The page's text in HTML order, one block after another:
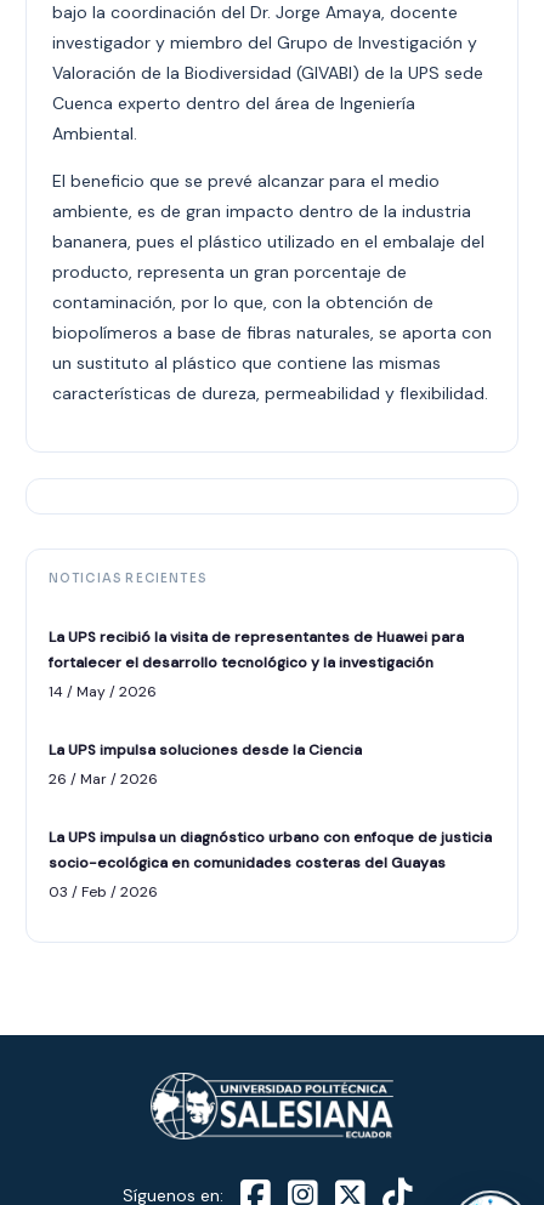
bajo la coordinación del Dr. Jorge Amaya, docente
investigador y miembro del Grupo de Investigación y
Valoración de la Biodiversidad (GIVABI) de la UPS sede
Cuenca experto dentro del área de Ingeniería
Ambiental.
El beneficio que se prevé alcanzar para el medio
ambiente, es de gran impacto dentro de la industria
bananera, pues el plástico utilizado en el embalaje del
producto, representa un gran porcentaje de
contaminación, por lo que, con la obtención de
biopolímeros a base de fibras naturales, se aporta con
un sustituto al plástico que contiene las mismas
características de dureza, permeabilidad y flexibilidad.
NOTICIAS RECIENTES
La UPS recibió la visita de representantes de Huawei para
fortalecer el desarrollo tecnológico y la investigación
14 / May / 2026
La UPS impulsa soluciones desde la Ciencia
26 / Mar / 2026
La UPS impulsa un diagnóstico urbano con enfoque de justicia
socio-ecológica en comunidades costeras del Guayas
03 / Feb / 2026
Síguenos en:
ASISTENTE UPS